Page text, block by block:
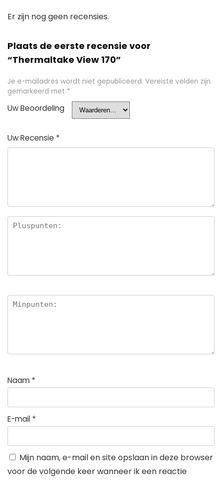
Er zijn nog geen recensies.
Plaats de eerste recensie voor
“Thermaltake View 170”
Je e-mailadres wordt niet gepubliceerd. Vereiste velden zijn
gemarkeerd met *
Uw Beoordeling
Uw Recensie *
Naam *
E-mail *
Mijn naam, e-mail en site opslaan in deze browser
voor de volgende keer wanneer ik een reactie